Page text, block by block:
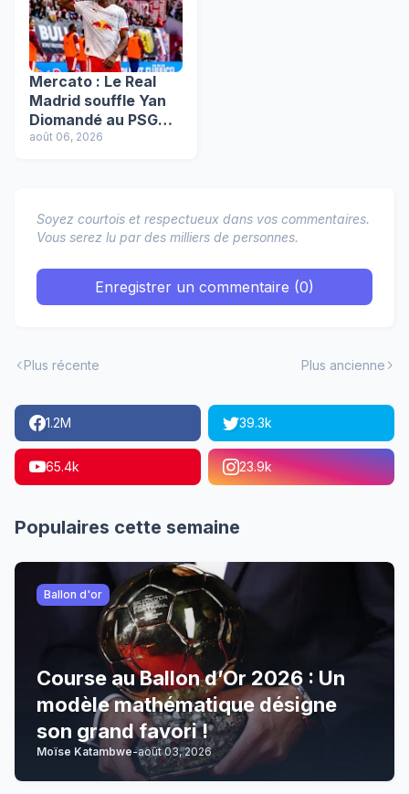
Mercato : Le Real
Madrid souffle Yan
Diomandé au PSG
pour un montant
août 06, 2026
Soyez courtois et respectueux dans vos commentaires.
Vous serez lu par des milliers de personnes.
Enregistrer un commentaire (0)
Plus récente Plus ancienne
1.2M 39.3k
65.4k 23.9k
Populaires cette semaine
Ballon d'or
Course au Ballon d’Or 2026 : Un
modèle mathématique désigne
son grand favori !
Moïse Katambwe-août 03, 2026